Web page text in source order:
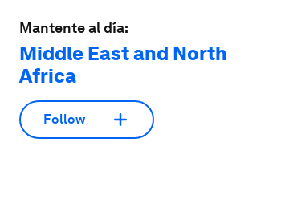
Mantente al día:
Middle East and North
Africa
Follow